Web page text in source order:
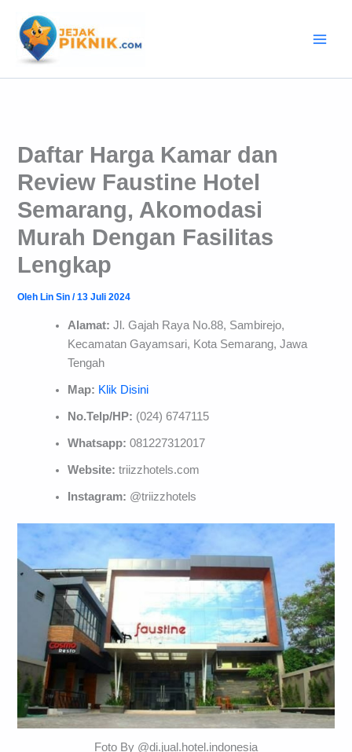
konten
Daftar Harga Kamar dan
Review Faustine Hotel
Semarang, Akomodasi
Murah Dengan Fasilitas
Lengkap
Oleh Lin Sin/13 Juli 2024
Alamat: Jl. Gajah Raya No.88, Sambirejo,
Kecamatan Gayamsari, Kota Semarang, Jawa
Tengah
Map: Klik Disini
No.Telp/HP: (024) 6747115
Whatsapp: 081227312017
Website: triizzhotels.com
Instagram: @triizzhotels
Foto By @di.jual.hotel.indonesia